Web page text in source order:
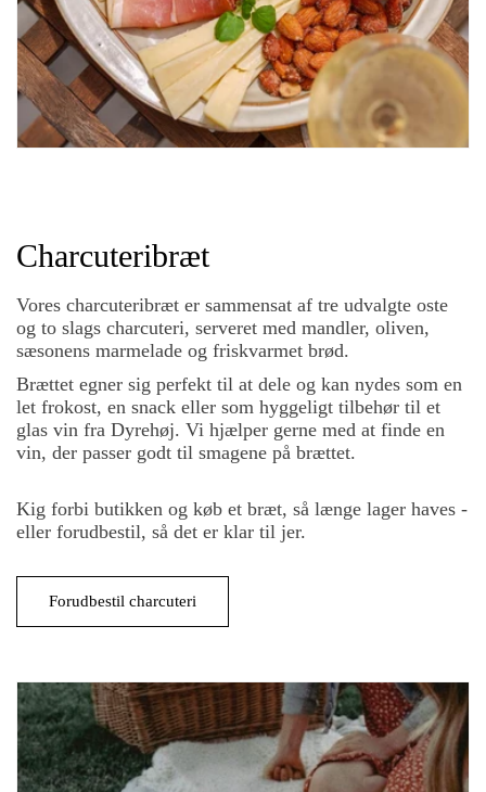
Charcuteribræt
Vores charcuteribræt er sammensat af tre udvalgte oste
og to slags charcuteri, serveret med mandler, oliven,
sæsonens marmelade og friskvarmet brød.
Brættet egner sig perfekt til at dele og kan nydes som en
let frokost, en snack eller som hyggeligt tilbehør til et
glas vin fra Dyrehøj. Vi hjælper gerne med at finde en
vin, der passer godt til smagene på brættet.
Kig forbi butikken og køb et bræt, så længe lager haves -
eller forudbestil, så det er klar til jer.
Forudbestil charcuteri